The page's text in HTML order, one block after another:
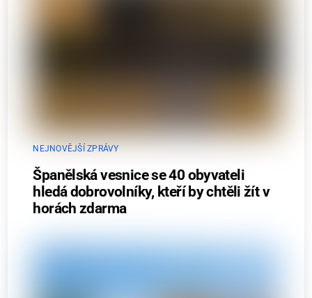
NEJNOVĚJŠÍ ZPRÁVY
Španělská vesnice se 40 obyvateli
hledá dobrovolníky, kteří by chtěli žít v
horách zdarma